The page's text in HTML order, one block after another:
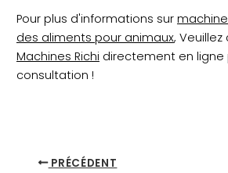
Pour plus d'informations sur
des aliments pour animaux,
Machines Richi directement en ligne
consultation !
PRÉCÉDENT